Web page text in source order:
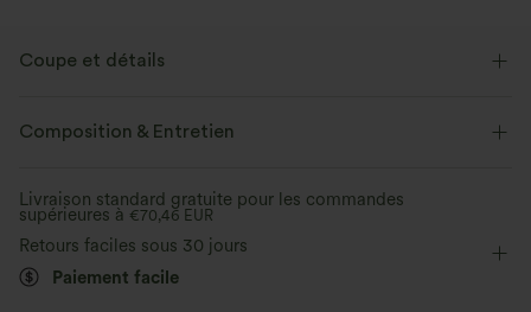
Coupe et détails
Soutien-gorge intégré
Élasticité quatre directions
Composition & Entretien
Livraison standard gratuite pour les commandes
supérieures à €70,46 EUR
Retours faciles sous 30 jours
Paiement facile